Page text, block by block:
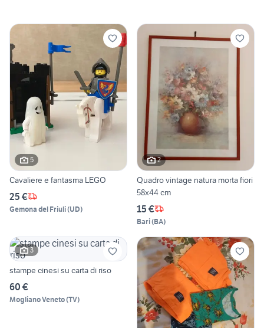
5
Cavaliere e fantasma LEGO
25 €
Gemona del Friuli(UD)
2
Quadro vintage natura morta fiori
58x44 cm
15 €
Bari(BA)
3
stampe cinesi su carta di riso
60 €
Mogliano Veneto(TV)